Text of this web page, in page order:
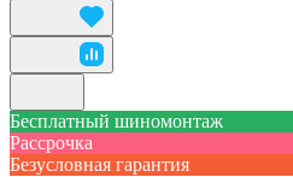
Бесплатный шиномонтаж
Рассрочка
Безусловная гарантия